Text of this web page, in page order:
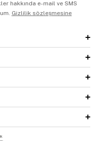
hakkında e-mail ve SMS
Gizlilik sözleşmesine